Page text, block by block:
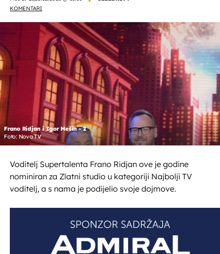
KOMENTARI
Frano Ridjan i Igor Mešin - 2
Foto: Nova TV
Voditelj Supertalenta Frano Ridjan ove je godine
nominiran za Zlatni studio u kategoriji Najbolji TV
voditelj, a s nama je podijelio svoje dojmove.
OMOGUĆI OBAVIJESTI